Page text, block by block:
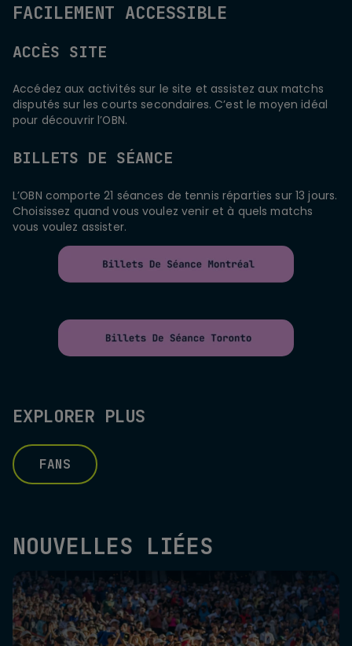
FACILEMENT ACCESSIBLE
ACCÈS SITE
Accédez aux activités sur le site et assistez aux matchs
disputés sur les courts secondaires. C’est le moyen idéal
pour découvrir l’OBN.
BILLETS DE SÉANCE
L’OBN comporte 21 séances de tennis réparties sur 13 jours.
Choisissez quand vous voulez venir et à quels matchs
vous voulez assister.
EXPLORER PLUS
FANS
NOUVELLES LIÉES